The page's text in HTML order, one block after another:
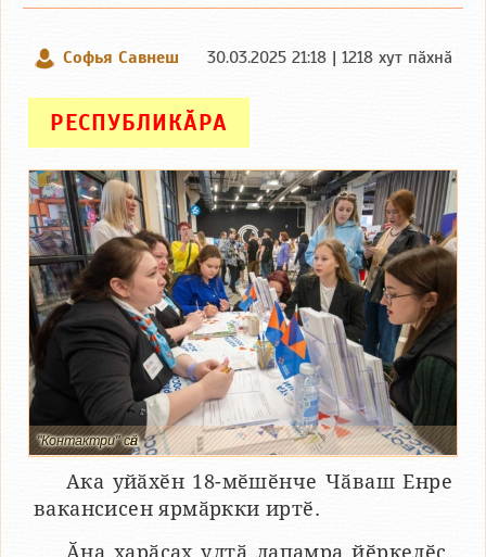
Софья Савнеш 30.03.2025 21:18 | 1218 хут пӑхнӑ
РЕСПУБЛИКӐРА
"Контактри" сӑн
Ака уйӑхӗн 18-мӗшӗнче Чӑваш Енре
вакансисен ярмӑркки иртӗ.
Ӑна харӑсах ултӑ лапамра йӗркелӗҫ.